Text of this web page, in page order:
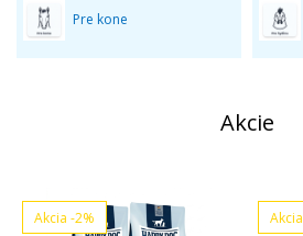
Pre kone
Akcie
Akcia -2% Akcia